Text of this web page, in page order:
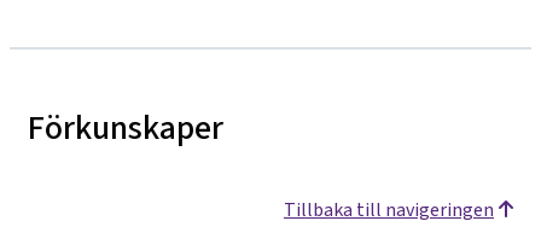
Förkunskaper
Tillbaka till navigeringen